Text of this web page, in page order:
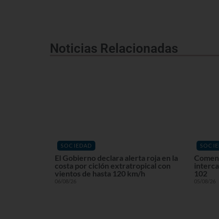
Noticias Relacionadas
SOCIEDAD
El Gobierno declara alerta roja en la
costa por ciclón extratropical con
vientos de hasta 120 km/h
06/08/26
102
05/08/26